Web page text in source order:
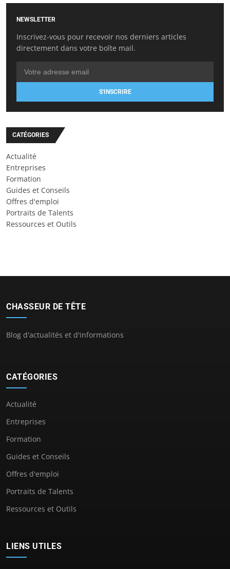
NEWSLETTER
Inscrivez-vous pour recevoir nos derniers articles
directement dans votre boîte mail.
S'INSCRIRE
CATÉGORIES
Actualité
Entreprises
Formation
Guides et Conseils
Offres d'emploi
Portraits de Talents
Ressources et Outils
CHASSEUR DE TÊTE
Blog d'actualités et d'informations
CATÉGORIES
Actualité
Entreprises
Formation
Guides et Conseils
Offres d'emploi
Portraits de Talents
Ressources et Outils
LIENS UTILES